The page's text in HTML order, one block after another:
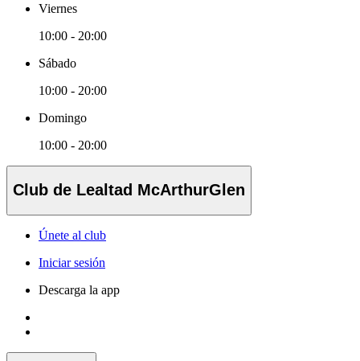
Viernes
10:00 - 20:00
Sábado
10:00 - 20:00
Domingo
10:00 - 20:00
Club de Lealtad McArthurGlen
Únete al club
Iniciar sesión
Descarga la app